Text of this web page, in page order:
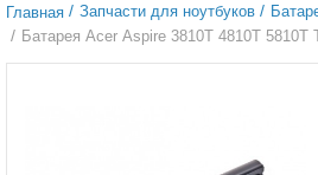
Главная / Запчасти для ноутбуков /
/ Батарея Acer Aspire 3810T 4810T